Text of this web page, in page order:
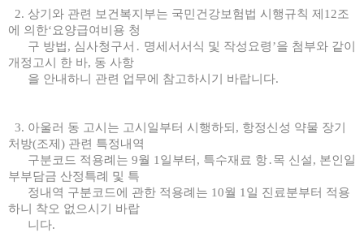
2. 상기와 관련 보건복지부는 국민건강보험법 시행규칙 제12조
에 의한‘요양급여비용 청
구 방법, 심사청구서․ 명세서서식 및 작성요령’을 첨부와 같이
개정고시 한 바, 동 사항
을 안내하니 관련 업무에 참고하시기 바랍니다.
3. 아울러 동 고시는 고시일부터 시행하되, 항정신성 약물 장기
처방(조제) 관련 특정내역
구분코드 적용례는 9월 1일부터, 특수재료 항․목 신설, 본인일
부부담금 산정특례 및 특
정내역 구분코드에 관한 적용례는 10월 1일 진료분부터 적용
하니 착오 없으시기 바랍
니다.